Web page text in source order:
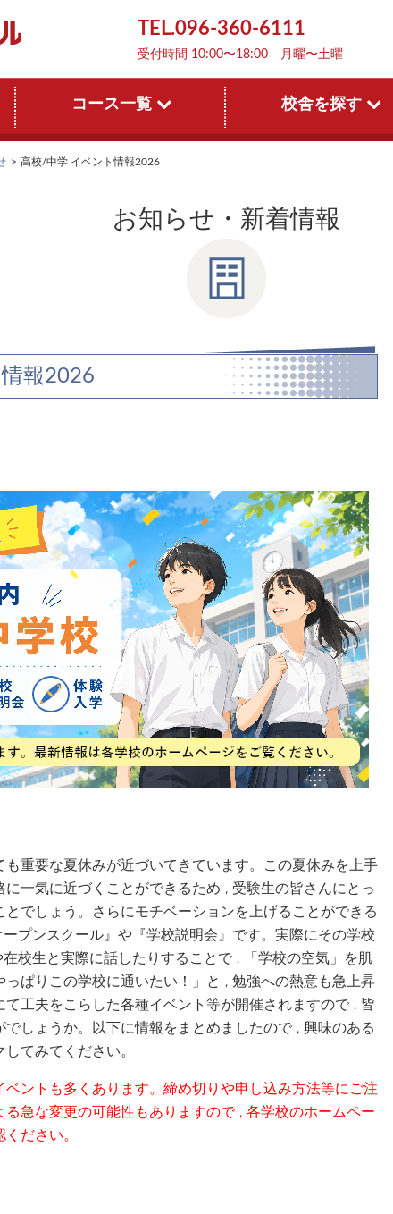
TEL.096-360-6111
受付時間 10:00〜18:00 月曜〜土曜
コース一覧 校舎を探す
高校/中学 イベント情報2026
お知らせ・新着情報
報2026
重要な夏休みが近づいてきています。この夏休みを上手
一気に近づくことができるため ， 受験生の皆さんにとっ
でしょう。さらにモチベーションを上げることができる
プンスクール』や『学校説明会』です。実際にその学校
校生と実際に話したりすることで ，
「学校の空気」を肌
ぱりこの学校に通いたい！」と ， 勉強への熱意も急上昇
工夫をこらした各種イベント等が開催されますので ， 皆
でしょうか。以下に情報をまとめましたので ， 興味のある
てみてください。
ントも多くあります。締め切りや申し込み方法等に ご注
急な変更の可能性もありますので， 各学校のホームペー
ださい。